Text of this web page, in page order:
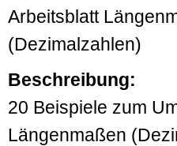
Arbeitsblatt
(Dezimalzahlen)
Beschreibung:
20 Beispiele zum
Längenmaßen